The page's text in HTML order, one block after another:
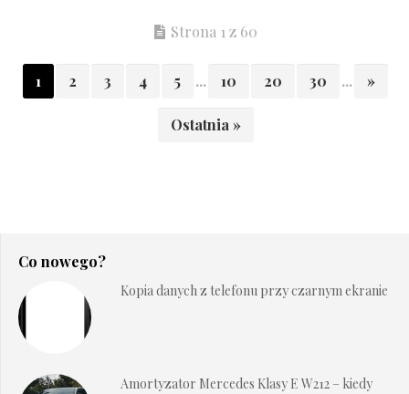
Strona 1 z 60
1 2 3 4 5 ... 10 20 30 ... »
Ostatnia »
Co nowego?
Kopia danych z telefonu przy czarnym ekranie
Amortyzator Mercedes Klasy E W212 – kiedy